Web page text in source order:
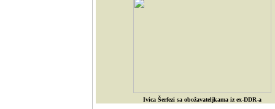
Ivica Šerfezi sa obožavateljkama iz ex-DDR-a